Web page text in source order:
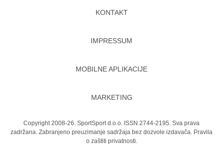
KONTAKT
IMPRESSUM
MOBILNE APLIKACIJE
MARKETING
Copyright 2008-26. SportSport d.o.o. ISSN 2744-2195. Sva prava
zadržana. Zabranjeno preuzimanje sadržaja bez dozvole izdavača. Pravila
o zaštiti privatnosti.